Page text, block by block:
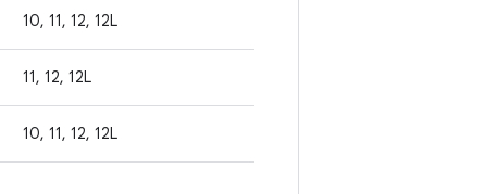
10, 11, 12, 12L
11, 12, 12L
10, 11, 12, 12L